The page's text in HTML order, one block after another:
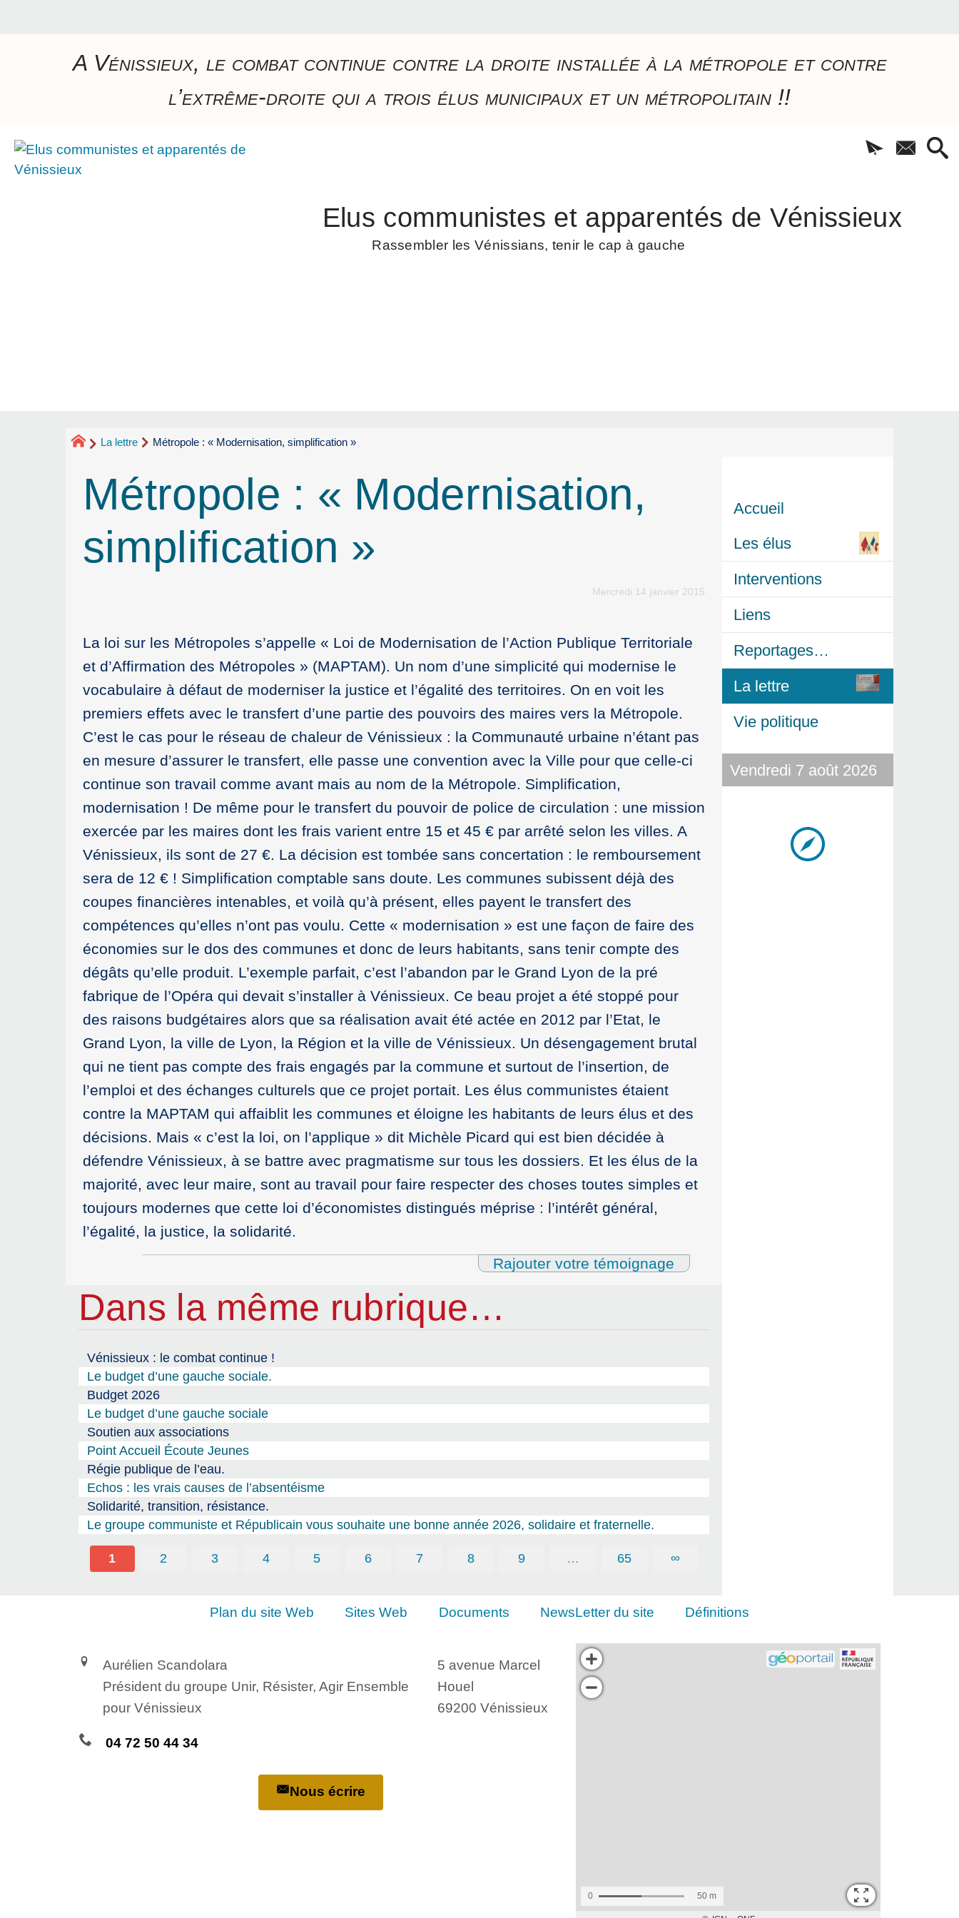
A Vénissieux, le combat continue contre la droite installée à la métropole et contre
l’extrême-droite qui a trois élus municipaux et un métropolitain !!
Elus communistes et apparentés de Vénissieux
Rassembler les Vénissians, tenir le cap à gauche
La lettre Métropole : « Modernisation, simplification »
Métropole : « Modernisation,
simplification »
Mercredi 14 janvier 2015
La loi sur les Métropoles s’appelle « Loi de Modernisation de l’Action Publique Territoriale
et d’Affirmation des Métropoles » (MAPTAM). Un nom d’une simplicité qui modernise le
vocabulaire à défaut de moderniser la justice et l’égalité des territoires. On en voit les
premiers effets avec le transfert d’une partie des pouvoirs des maires vers la Métropole.
C’est le cas pour le réseau de chaleur de Vénissieux : la Communauté urbaine n’étant pas
en mesure d’assurer le transfert, elle passe une convention avec la Ville pour que celle-ci
continue son travail comme avant mais au nom de la Métropole. Simplification,
modernisation ! De même pour le transfert du pouvoir de police de circulation : une mission
exercée par les maires dont les frais varient entre 15 et 45 € par arrêté selon les villes. A
Vénissieux, ils sont de 27 €. La décision est tombée sans concertation : le remboursement
sera de 12 € ! Simplification comptable sans doute. Les communes subissent déjà des
coupes financières intenables, et voilà qu’à présent, elles payent le transfert des
compétences qu’elles n’ont pas voulu. Cette « modernisation » est une façon de faire des
économies sur le dos des communes et donc de leurs habitants, sans tenir compte des
dégâts qu’elle produit. L’exemple parfait, c’est l’abandon par le Grand Lyon de la pré
fabrique de l’Opéra qui devait s’installer à Vénissieux. Ce beau projet a été stoppé pour
des raisons budgétaires alors que sa réalisation avait été actée en 2012 par l’Etat, le
Grand Lyon, la ville de Lyon, la Région et la ville de Vénissieux. Un désengagement brutal
qui ne tient pas compte des frais engagés par la commune et surtout de l’insertion, de
l’emploi et des échanges culturels que ce projet portait. Les élus communistes étaient
contre la MAPTAM qui affaiblit les communes et éloigne les habitants de leurs élus et des
décisions. Mais « c’est la loi, on l’applique » dit Michèle Picard qui est bien décidée à
défendre Vénissieux, à se battre avec pragmatisme sur tous les dossiers. Et les élus de la
majorité, avec leur maire, sont au travail pour faire respecter des choses toutes simples et
toujours modernes que cette loi d’économistes distingués méprise : l’intérêt général,
l’égalité, la justice, la solidarité.
Rajouter votre témoignage
Dans la même rubrique…
Vénissieux : le combat continue !
Le budget d’une gauche sociale.
Budget 2026
Le budget d’une gauche sociale
Soutien aux associations
Point Accueil Écoute Jeunes
Régie publique de l’eau.
Echos : les vrais causes de l’absentéisme
Solidarité, transition, résistance.
Le groupe communiste et Républicain vous souhaite une bonne année 2026, solidaire et fraternelle.
1 2 3 4 5 6 7 8 9 … 65 ∞
Accueil
Les élus
Interventions
Liens
Reportages…
La lettre
Vie politique
Vendredi 7 août 2026
Plan du site Web Sites Web Documents NewsLetter du site Définitions
Aurélien Scandolara
Président du groupe Unir, Résister, Agir Ensemble
pour Vénissieux
5 avenue Marcel
Houel
69200 Vénissieux
04 72 50 44 34
Nous écrire